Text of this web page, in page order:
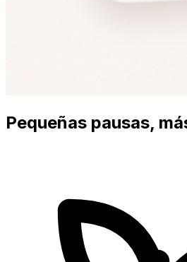
Pequeñas pausas,